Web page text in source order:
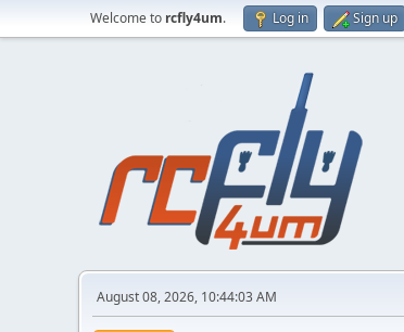
Welcome to rcfly4um. Log in Sign up
August 08, 2026, 10:44:03 AM